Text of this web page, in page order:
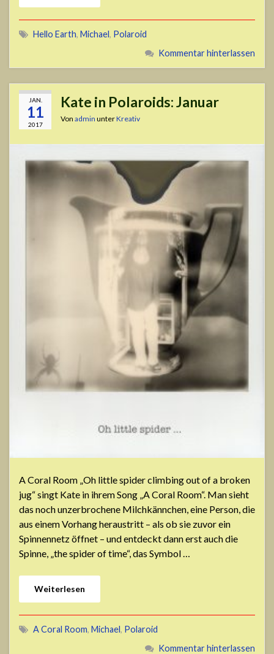
Hello Earth, Michael, Polaroid
Kommentar hinterlassen
JAN.
11
2017
Kate in Polaroids: Januar
Von admin unterKreativ
A Coral Room „Oh little spider climbing out of a broken
jug“ singt Kate in ihrem Song „A Coral Room“. Man sieht
das noch unzerbrochene Milchkännchen, eine Person, die
aus einem Vorhang heraustritt – als ob sie zuvor ein
Spinnennetz öffnet – und entdeckt dann erst auch die
Spinne, „the spider of time“, das Symbol …
Weiterlesen
A Coral Room, Michael, Polaroid
Kommentar hinterlassen